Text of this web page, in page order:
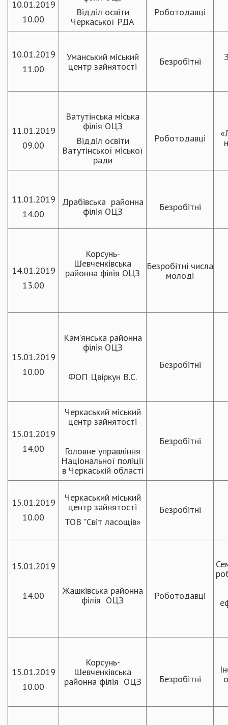
10.01.2019
10.00
Відділ освіти
Черкаської РДА
Роботодавці
10.01.2019
11.00
Уманський міський
центр зайнятості
Безробітні
11.01.2019
09.00
Ватутінська міська
філія ОЦЗ
Відділ освіти
Ватутінської міської
ради
Роботодавці
11.01.2019
14.00
Драбівська районна
філія ОЦЗ
Безробітні
14.01.2019
13.00
Корсунь-
Шевченківська
районна філія ОЦЗ
Безробітні числа
молоді
15.01.2019
10.00
Кам’янська районна
філія ОЦЗ
ФОП Цвіркун В.С.
Безробітні
15.01.2019
14.00
Черкаський міський
центр зайнятості
Головне управління
Національної поліції
в Черкаській області
Безробітні
15.01.2019
10.00
Черкаський міський
центр зайнятості
ТОВ "Світ ласощів»
Безробітні
15.01.2019
14.00
Жашківська районна
філія ОЦЗ
Роботодавці
15.01.2019
10.00
Корсунь-
Шевченківська
районна філія ОЦЗ
Безробітні